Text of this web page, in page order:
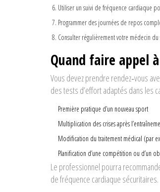
Utiliser un suivi de fréquence cardiaque
Programmer des journées de repos
Consulter régulièrement votre médecin
Quand faire appel
Vous devez prendre rendez‑vous
des tests d’effort adaptés dans les
Première pratique d’un nouveau sport
Multiplication des crises après
Modification du traitement médical (par
Planification d’une compétition ou d’un
Le professionnel pourra
de fréquence cardiaque sécuritaires.